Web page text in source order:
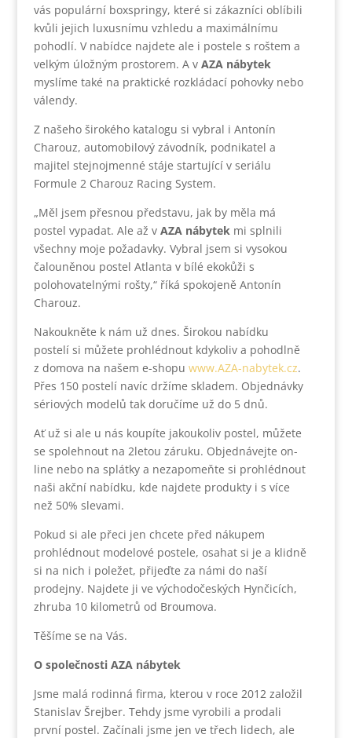
vás populární boxspringy, které si zákazníci oblíbili
kvůli jejich luxusnímu vzhledu a maximálnímu
pohodlí. V nabídce najdete ale i postele s roštem a
velkým úložným prostorem. A v AZA nábytek
myslíme také na praktické rozkládací pohovky nebo
válendy.
Z našeho širokého katalogu si vybral i Antonín
Charouz, automobilový závodník, podnikatel a
majitel stejnojmenné stáje startující v seriálu
Formule 2 Charouz Racing System.
„Měl jsem přesnou představu, jak by měla má
postel vypadat. Ale až v AZA nábytekmi splnili
všechny moje požadavky. Vybral jsem si vysokou
čalouněnou postel Atlanta v bílé ekokůži s
polohovatelnými rošty,“ říká spokojeně Antonín
Charouz.
Nakoukněte k nám už dnes. Širokou nabídku
postelí si můžete prohlédnout kdykoliv a pohodlně
z domova na našem e-shopu www.AZA-nabytek.cz.
Přes 150 postelí navíc držíme skladem. Objednávky
sériových modelů tak doručíme už do 5 dnů.
Ať už si ale u nás koupíte jakoukoliv postel, můžete
se spolehnout na 2letou záruku. Objednávejte on-
line nebo na splátky a nezapomeňte si prohlédnout
naši akční nabídku, kde najdete produkty i s více
než 50% slevami.
Pokud si ale přeci jen chcete před nákupem
prohlédnout modelové postele, osahat si je a klidně
si na nich i poležet, přijeďte za námi do naší
prodejny. Najdete ji ve východočeských Hynčicích,
zhruba 10 kilometrů od Broumova.
Těšíme se na Vás.
O společnosti AZA nábytek
Jsme malá rodinná firma, kterou v roce 2012 založil
Stanislav Šrejber. Tehdy jsme vyrobili a prodali
první postel. Začínali jsme jen ve třech lidech, ale